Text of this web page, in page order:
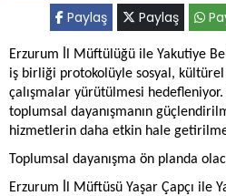
Paylaş Paylaş
Erzurum İl Müftülüğü ile Yakutiye
iş birliği protokolüyle sosyal,
çalışmalar yürütülmesi hedefleniyor.
toplumsal dayanışmanın
hizmetlerin daha etkin hale
Toplumsal dayanışma ön planda
Erzurum İl Müftüsü Yaşar Çapçı ile